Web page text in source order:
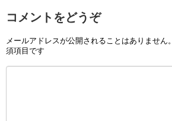
コメントをどうぞ
メールアドレスが公開されることはありません。
須項目です